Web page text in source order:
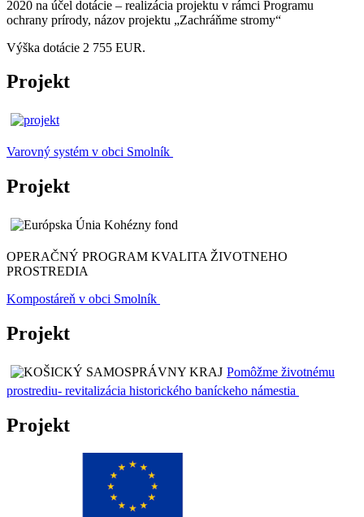
2020 na účel dotácie – realizácia projektu v rámci Programu
ochrany prírody, názov projektu „Zachráňme stromy“
Výška dotácie 2 755 EUR.
Projekt
Varovný systém v obci Smolník
Projekt
OPERAČNÝ PROGRAM KVALITA ŽIVOTNEHO
PROSTREDIA
Kompostáreň v obci Smolník
Projekt
Pomôžme životnému
prostrediu- revitalizácia historického baníckeho námestia
Projekt